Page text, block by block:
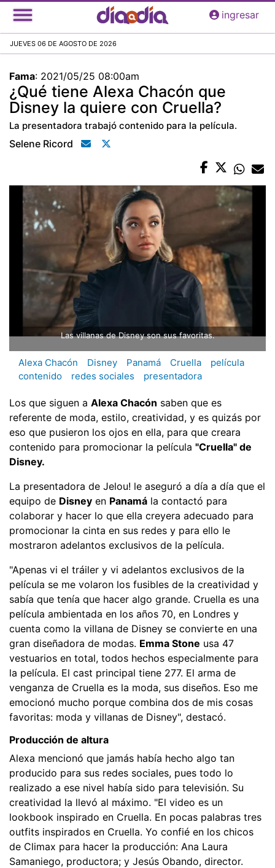
Pasar
al
principal
ingresar
JUEVES 06 DE AGOSTO DE 2026
Fama: 2021/05/25 08:00am
¿Qué tiene Alexa Chacón que
Disney la quiere con Cruella?
La presentadora trabajó contenido para la película.
Selene Ricord
Las villanas de Disney son sus favoritas.
Alexa Chacón Disney Panamá Cruella
película
contenido
redes sociales presentadora
Los que siguen a Alexa Chacón saben que es
referente de moda, estilo, creatividad, y es quizás por
eso que pusieron los ojos en ella, para que creara
contenido para promocionar la película "Cruella" de
Disney.
La presentadora de Jelou! le aseguró a día a día que el
equipo de Disney en Panamá la contactó para
colaborar y hacer lo que ella creyera adecuado para
promocionar la cinta en sus redes y para ello le
mostraron adelantos exclusivos de la película.
"Apenas vi el tráiler y vi adelantos exclusivos de la
película se me volaron los fusibles de la creatividad y
sabía que tenía que hacer algo grande. Cruella es una
película ambientada en los años 70, en Londres y
cuenta como la villana de Disney se convierte en una
gran diseñadora de modas. Emma Stone usa 47
vestuarios en total, todos hechos especialmente para
la película. El cast principal tiene 277. El arma de
venganza de Cruella es la moda, sus diseños. Eso me
emocionó mucho porque combina dos de mis cosas
favoritas: moda y villanas de Disney", destacó.
Producción de altura
Alexa mencionó que jamás había hecho algo tan
producido para sus redes sociales, pues todo lo
realizado a ese nivel había sido para televisión. Su
creatividad la llevó al máximo. "El video es un
lookbook inspirado en Cruella. En pocas palabras tres
outfits inspirados en Cruella. Yo confié en los chicos
de Climax para hacer la producción: Ana Laura
Samaniego, productora; y Jesús Obando, director.